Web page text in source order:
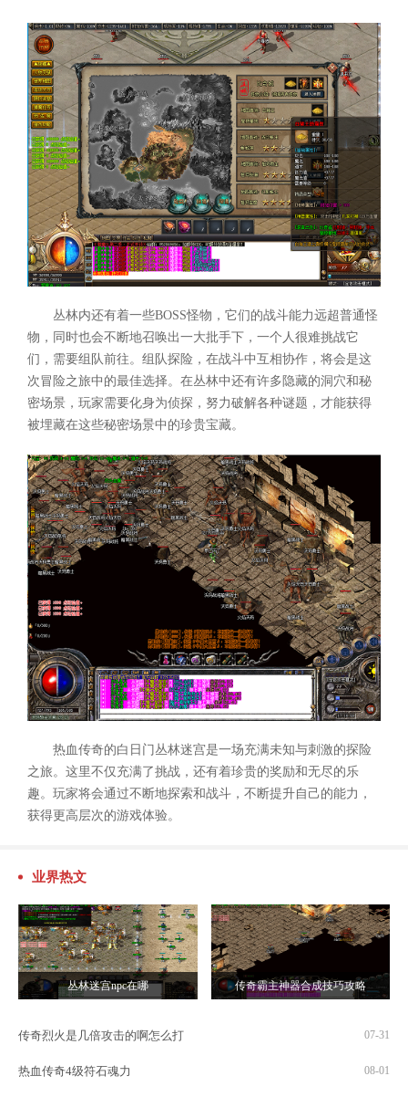
丛林内还有着一些BOSS怪物，它们的战斗能力远超普通怪
物，同时也会不断地召唤出一大批手下，一个人很难挑战它
们，需要组队前往。组队探险，在战斗中互相协作，将会是这
次冒险之旅中的最佳选择。在丛林中还有许多隐藏的洞穴和秘
密场景，玩家需要化身为侦探，努力破解各种谜题，才能获得
被埋藏在这些秘密场景中的珍贵宝藏。
热血传奇的白日门丛林迷宫是一场充满未知与刺激的探险
之旅。这里不仅充满了挑战，还有着珍贵的奖励和无尽的乐
趣。玩家将会通过不断地探索和战斗，不断提升自己的能力，
获得更高层次的游戏体验。
业界热文
丛林迷宫npc在哪 传奇霸主神器合成技巧攻略
传奇烈火是几倍攻击的啊怎么打 07-31
热血传奇4级符石魂力 08-01